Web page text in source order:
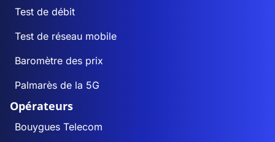
Test de débit
Test de réseau mobile
Baromètre des prix
Palmarès de la 5G
Opérateurs
Bouygues Telecom